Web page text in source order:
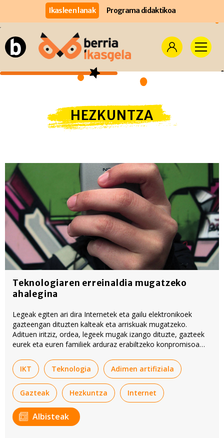
Ikasleen lanak Programa didaktikoa
HEZKUNTZA
Teknologiaren erreinaldia mugatzeko
ahalegina
Legeak egiten ari dira Internetek eta gailu elektronikoek
gazteengan dituzten kalteak eta arriskuak mugatzeko.
Adituen iritziz, ordea, legeek mugak izango dituzte, gazteek
eurek eta euren familiek arduraz erabiltzeko konpromisoa
IKT
Teknologia Adimen artifiziala
Gazteak Hezkuntza Internet
Albisteak